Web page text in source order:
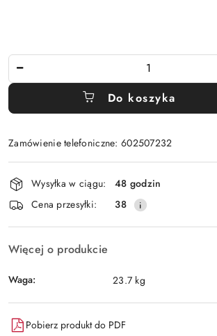
Do koszyka
Zamówienie telefoniczne: 602507232
Wyślij
Dostępność
i
dostawa
Wysyłka w ciągu:
48 godzin
Cena przesyłki:
38
Więcej o produkcie
Waga: 23.7 kg
Pobierz produkt do PDF